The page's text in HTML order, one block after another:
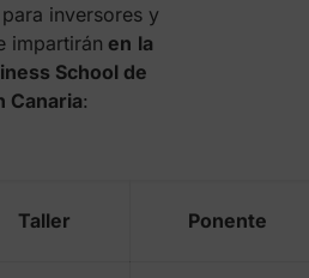
inversores y
impartirán en la
School de
Canaria:
Taller Ponente